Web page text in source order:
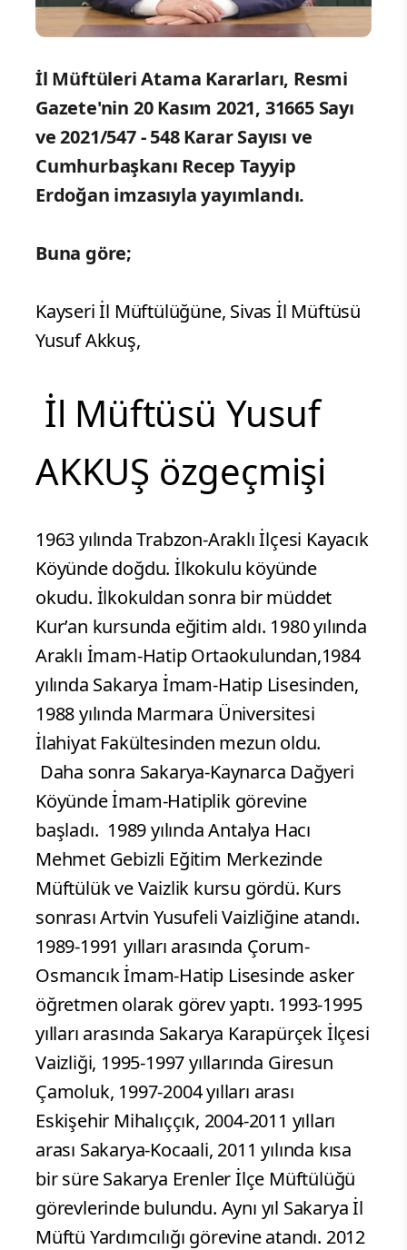
İl Müftüleri Atama Kararları, Resmi
Gazete'nin 20 Kasım 2021, 31665 Sayı
ve 2021/547 - 548 Karar Sayısı ve
Cumhurbaşkanı Recep Tayyip
Erdoğan imzasıyla yayımlandı.
Buna göre;
Kayseri İl Müftülüğüne, Sivas İl Müftüsü
Yusuf Akkuş,
İl Müftüsü Yusuf
AKKUŞ özgeçmişi
1963 yılında Trabzon-Araklı İlçesi Kayacık
Köyünde doğdu. İlkokulu köyünde
okudu. İlkokuldan sonra bir müddet
Kur’an kursunda eğitim aldı. 1980 yılında
Araklı İmam-Hatip Ortaokulundan,1984
yılında Sakarya İmam-Hatip Lisesinden,
1988 yılında Marmara Üniversitesi
İlahiyat Fakültesinden mezun oldu.
Daha sonra Sakarya-Kaynarca Dağyeri
Köyünde İmam-Hatiplik görevine
başladı. 1989 yılında Antalya Hacı
Mehmet Gebizli Eğitim Merkezinde
Müftülük ve Vaizlik kursu gördü. Kurs
sonrası Artvin Yusufeli Vaizliğine atandı.
1989-1991 yılları arasında Çorum-
Osmancık İmam-Hatip Lisesinde asker
öğretmen olarak görev yaptı. 1993-1995
yılları arasında Sakarya Karapürçek İlçesi
Vaizliği, 1995-1997 yıllarında Giresun
Çamoluk, 1997-2004 yılları arası
Eskişehir Mihalıççık, 2004-2011 yılları
arası Sakarya-Kocaali, 2011 yılında kısa
bir süre Sakarya Erenler İlçe Müftülüğü
görevlerinde bulundu. Aynı yıl Sakarya İl
Müftü Yardımcılığı görevine atandı. 2012